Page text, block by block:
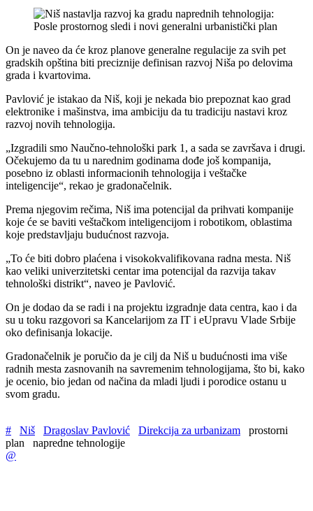
On je naveo da će kroz planove generalne regulacije za svih pet
gradskih opština biti preciznije definisan razvoj Niša po delovima
grada i kvartovima.
Pavlović je istakao da Niš, koji je nekada bio prepoznat kao grad
elektronike i mašinstva, ima ambiciju da tu tradiciju nastavi kroz
razvoj novih tehnologija.
„Izgradili smo Naučno-tehnološki park 1, a sada se završava i drugi.
Očekujemo da tu u narednim godinama dođe još kompanija,
posebno iz oblasti informacionih tehnologija i veštačke
inteligencije“, rekao je gradonačelnik.
Prema njegovim rečima, Niš ima potencijal da prihvati kompanije
koje će se baviti veštačkom inteligencijom i robotikom, oblastima
koje predstavljaju budućnost razvoja.
„To će biti dobro plaćena i visokokvalifikovana radna mesta. Niš
kao veliki univerzitetski centar ima potencijal da razvija takav
tehnološki distrikt“, naveo je Pavlović.
On je dodao da se radi i na projektu izgradnje data centra, kao i da
su u toku razgovori sa Kancelarijom za IT i eUpravu Vlade Srbije
oko definisanja lokacije.
Gradonačelnik je poručio da je cilj da Niš u budućnosti ima više
radnih mesta zasnovanih na savremenim tehnologijama, što bi, kako
je ocenio, bio jedan od načina da mladi ljudi i porodice ostanu u
svom gradu.
# Niš Dragoslav Pavlović Direkcija za urbanizam
prostorni
plan
napredne tehnologije
@